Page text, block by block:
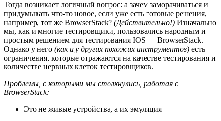
Тогда возникает логичный вопрос: а зачем заморачиваться и
придумывать что-то новое, если уже есть готовые решения,
например, тот же BrowserStack? (Действительно!) Изначально
мы, как и многие тестировщики, пользовались народным и
простым решением для тестирования IOS — BrowserStack.
Однако у него (как и у других похожих инструментов) есть
ограничения, которые отражаются на качестве тестирования и
количестве нервных клеток тестировщиков.
Проблемы, с которыми мы столкнулись, работая с
BrowserStack:
Это не живые устройства, а их эмуляция